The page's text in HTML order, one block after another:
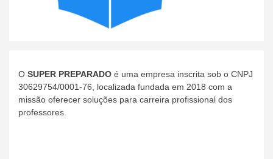
O SUPER PREPARADO é uma empresa inscrita sob o CNPJ
30629754/0001-76, localizada fundada em 2018 com a
missão oferecer soluções para carreira profissional dos
professores.